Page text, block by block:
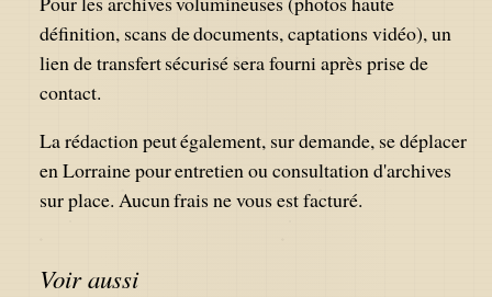
définition, scans de documents, captations vidéo), un
lien de transfert sécurisé sera fourni après prise de
contact.
La rédaction peut également, sur demande, se déplacer
en Lorraine pour entretien ou consultation d'archives
sur place. Aucun frais ne vous est facturé.
Voir aussi